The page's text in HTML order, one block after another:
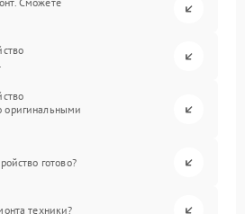
оригинальными
готово?
техники?